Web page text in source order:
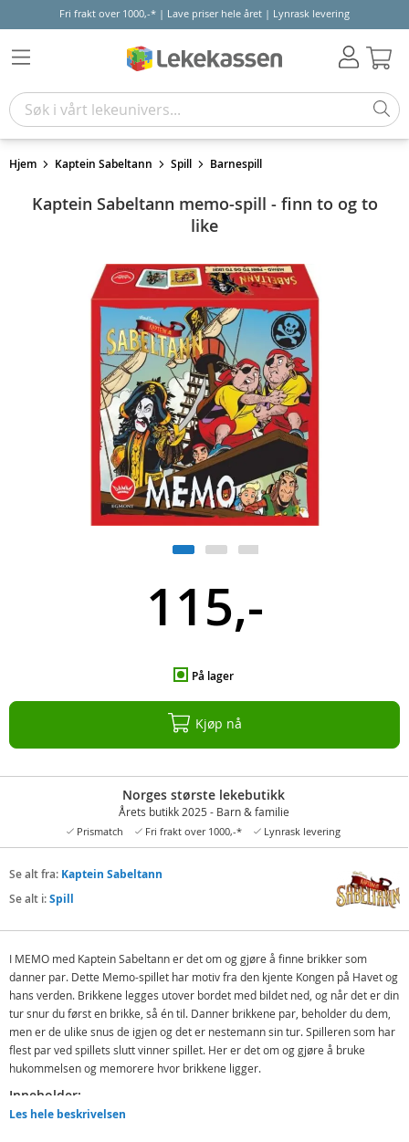
Fri frakt over 1000,-* | Lave priser hele året | Lynrask levering
Hjem Kaptein Sabeltann Spill Barnespill
Kaptein Sabeltann memo-spill - finn to og to
like
115,-
På lager
Kjøp nå
Norges største lekebutikk
Årets butikk 2025 - Barn & familie
Prismatch Fri frakt over 1000,-* Lynrask levering
Se alt fra: Kaptein Sabeltann
Se alt i:Spill
I MEMO med Kaptein Sabeltann er det om og gjøre å finne brikker som
danner par. Dette Memo-spillet har motiv fra den kjente Kongen på Havet og
hans verden. Brikkene legges utover bordet med bildet ned, og når det er din
tur snur du først en brikke, så én til. Danner brikkene par, beholder du dem,
men er de ulike snus de igjen og det er nestemann sin tur. Spilleren som har
flest par ved spillets slutt vinner spillet. Her er det om og gjøre å bruke
hukommelsen og memorere hvor brikkene ligger.
Inneholder:
Memo Kaptein Sabeltann
Les hele beskrivelsen